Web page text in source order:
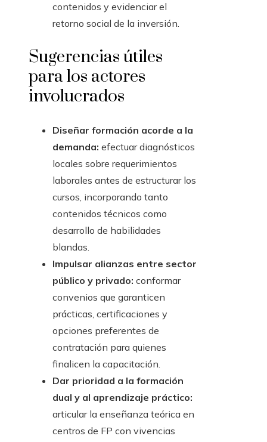
contenidos y evidenciar el
retorno social de la inversión.
Sugerencias útiles
para los actores
involucrados
Diseñar formación acorde a la
demanda: efectuar diagnósticos
locales sobre requerimientos
laborales antes de estructurar los
cursos, incorporando tanto
contenidos técnicos como
desarrollo de habilidades
blandas.
Impulsar alianzas entre sector
público y privado: conformar
convenios que garanticen
prácticas, certificaciones y
opciones preferentes de
contratación para quienes
finalicen la capacitación.
Dar prioridad a la formación
dual y al aprendizaje práctico:
articular la enseñanza teórica en
centros de FP con vivencias